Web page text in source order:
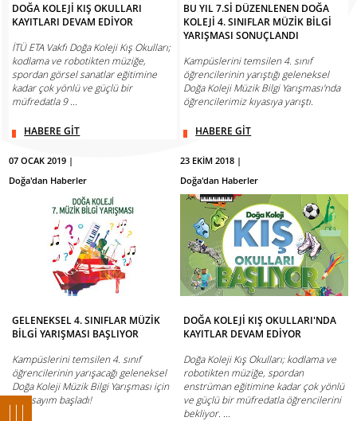
DOĞA KOLEJİ KIŞ OKULLARI
KAYITLARI DEVAM EDİYOR
İTÜ ETA Vakfı Doğa Koleji Kış Okulları;
kodlama ve robotikten müziğe,
spordan görsel sanatlar eğitimine
kadar çok yönlü ve güçlü bir
müfredatla 9 ...
HABERE GİT
BU YIL 7.Sİ DÜZENLENEN DOĞA
KOLEJİ 4. SINIFLAR MÜZİK BİLGİ
YARIŞMASI SONUÇLANDI
Kampüslerini temsilen 4. sınıf
öğrencilerinin yarıştığı geleneksel
Doğa Koleji Müzik Bilgi Yarışması'nda
öğrencilerimiz kıyasıya yarıştı.
HABERE GİT
07 OCAK 2019 |
Doğa'dan Haberler
GELENEKSEL 4. SINIFLAR MÜZİK
BİLGİ YARIŞMASI BAŞLIYOR
Kampüslerini temsilen 4. sınıf
öğrencilerinin yarışacağı geleneksel
Doğa Koleji Müzik Bilgi Yarışması için
geri sayım başladı!
23 EKİM 2018 |
Doğa'dan Haberler
DOĞA KOLEJİ KIŞ OKULLARI'NDA
KAYITLAR DEVAM EDİYOR
Doğa Koleji Kış Okulları; kodlama ve
robotikten müziğe, spordan
enstrüman eğitimine kadar çok yönlü
ve güçlü bir müfredatla öğrencilerini
bekliyor. ...